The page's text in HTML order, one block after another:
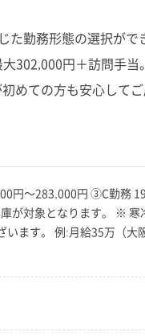
た勤務形態の選択がで
302,000円＋訪問手当
めての方も安心してご
円～283,000円 ③C勤務
が対象となります。 ※ 寒
ます。 例:月給35万（大